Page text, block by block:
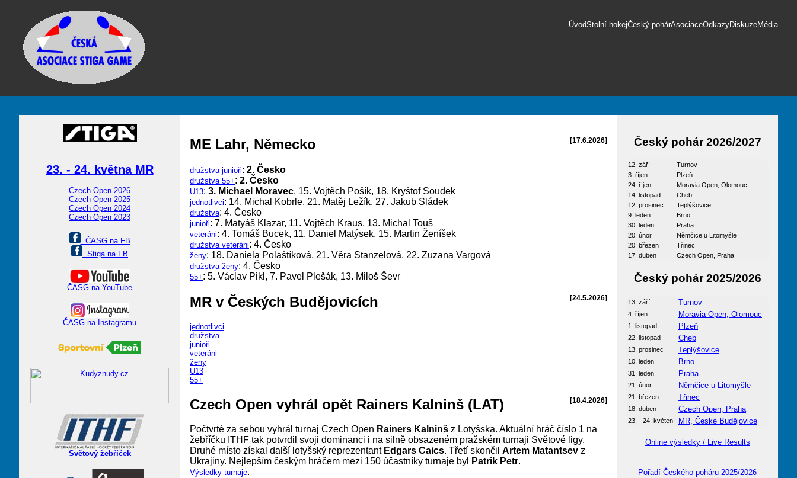
ÚvodStolní hokejČeský pohárAsociaceOdkazyDiskuzeMédia
23. - 24. května MR
Czech Open 2026
Czech Open 2025
Czech Open 2024
Czech Open 2023
ČASG na FB
Stiga na FB
ČASG na YouTube
ČASG na Instagramu
Světový žebříček
ME Lahr, Německo [17.6.2026]
družstva junioři: 2. Česko
družstva 55+: 2. Česko
U13: 3. Michael Moravec, 15. Vojtěch Pošík, 18. Kryštof Soudek
jednotlivci: 14. Michal Kobrle, 21. Matěj Ležík, 27. Jakub Sládek
družstva: 4. Česko
junioři: 7. Matyáš Klazar, 11. Vojtěch Kraus, 13. Michal Touš
veteráni: 4. Tomáš Bucek, 11. Daniel Matýsek, 15. Martin Ženíšek
družstva veteráni: 4. Česko
ženy: 18. Daniela Polaštíková, 21. Věra Stanzelová, 22. Zuzana Vargová
družstva ženy: 4. Česko
55+: 5. Václav Pikl, 7. Pavel Plešák, 13. Miloš Ševr
MR v Českých Budějovicích [24.5.2026]
jednotlivci
družstva
junioři
veteráni
ženy
U13
55+
Czech Open vyhrál opět Rainers Kalninš (LAT) [18.4.2026]
Počtvrté za sebou vyhrál turnaj Czech Open Rainers Kalninš z Lotyšska. Aktuální hráč číslo 1 na
žebříčku ITHF tak potvrdil svoji dominanci i na silně obsazeném pražském turnaji Světové ligy.
Druhé místo získal další lotyšský reprezentant Edgars Caics. Třetí skončil Artem Matantsev z
Ukrajiny. Nejlepším českým hráčem mezi 150 účastníky turnaje byl
Patrik Petr.
Výsledky turnaje.
Český pohár 2026/2027
12. září
Turnov
3. říjen
Plzeň
24. říjen
Moravia Open, Olomouc
14. listopad
Cheb
12. prosinec
Teplýšovice
9. leden
Brno
30. leden
Praha
20. únor
Němčice u Litomyšle
20. březen
Třinec
17. duben
Czech Open, Praha
Český pohár 2025/2026
13. září Turnov
4. říjen Moravia Open, Olomouc
1. listopad Plzeň
22. listopad Cheb
13. prosinec Teplýšovice
10. leden Brno
31. leden Praha
21. únor Němčice u Litomyšle
21. březen Třinec
18. duben Czech Open, Praha
23. - 24. květen MR, České Budějovice
Online výsledky / Live Results
Pořadí Českého poháru 2025/2026